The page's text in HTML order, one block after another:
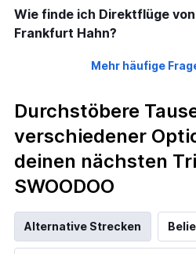
Wie finde ich Direktflüge
Frankfurt Hahn?
Mehr häufige
Durchstöbere
verschiedener
deinen nächsten
SWOODOO
Alternative Strecken